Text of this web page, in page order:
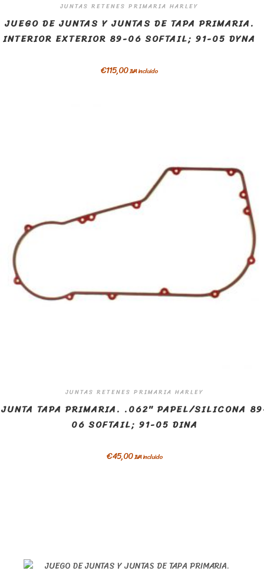
JUNTAS RETENES PRIMARIA HARLEY
JUEGO DE JUNTAS Y JUNTAS DE TAPA PRIMARIA.
INTERIOR EXTERIOR 89-06 SOFTAIL; 91-05 DYNA
€115,00IVA incluido
JUNTAS RETENES PRIMARIA HARLEY
JUNTA TAPA PRIMARIA. .062″ PAPEL/SILICONA
06 SOFTAIL; 91-05 DINA
€45,00IVA incluido